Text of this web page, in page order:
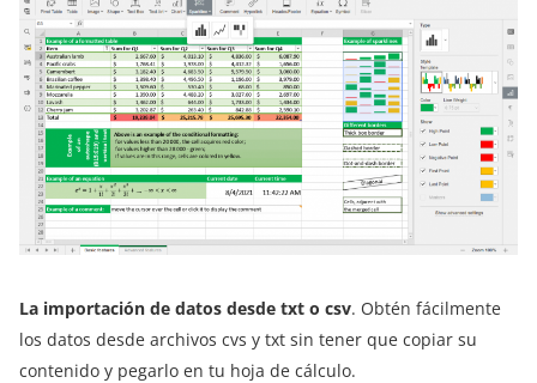
La importación de datos desde txt o csv. Obtén fácilmente
los datos desde archivos cvs y txt sin tener que copiar su
contenido y pegarlo en tu hoja de cálculo.